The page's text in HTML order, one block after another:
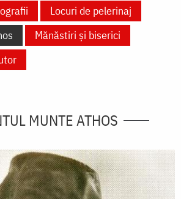
Locuri de pelerinaj
Mănăstiri și biserici
MUNTE ATHOS